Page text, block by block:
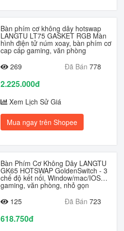
Bàn phím cơ không dây hotswap
LANGTU LT75 GASKET RGB Màn
hình điện tử núm xoay, bàn phím cơ
cap cấp gaming, văn phòng
269
Đã Bán 778
2.225.000đ
Xem Lịch Sử Giá
Mua ngay trên Shopee
Bàn Phím Cơ Không Dây LANGTU
GK65 HOTSWAP GoldenSwitch - 3
chế độ kết nối, Window/mac/IOS…
gaming, văn phòng, nhỏ gọn
125
Đã Bán 723
618.750đ